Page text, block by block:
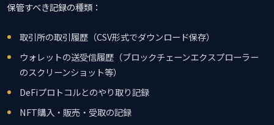
保管すべき記録の種類：
取引所の取引履歴（CSV形式でダウンロード保存）
ウォレットの送受信履歴（ブロックチェーンエクスプローラー
のスクリーンショット等）
DeFiプロトコルとのやり取り記録
NFT購入・販売・受取の記録